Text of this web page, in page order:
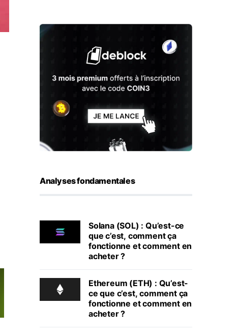
Analyses fondamentales
Solana (SOL) : Qu’est-ce
que c’est, comment ça
fonctionne et comment en
acheter ?
Ethereum (ETH) : Qu’est-
ce que c’est, comment ça
fonctionne et comment en
acheter ?